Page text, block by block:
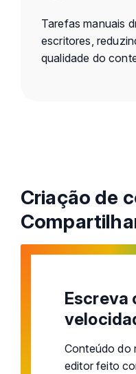
Tarefas manuais
escritores,
qualidade do
Criação de
Escreva
Conteúdo do
editor feito